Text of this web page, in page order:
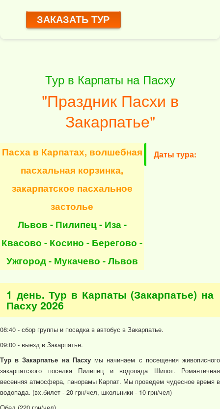
ЗАКАЗАТЬ ТУР
Тур в Карпаты на Пасху
"Праздник Пасхи в
Закарпатье"
Даты тура:
Пасха в Карпатах, волшебная
пасхальная корзинка,
закарпатское пасхальное
застолье
Львов - Пилипец - Иза -
Квасово - Косино - Берегово -
Ужгород - Мукачево - Львов
1 день. Тур в Карпаты (Закарпатье) на
Пасху 2026
08:40 - сбор группы и посадка в автобус в Закарпатье.
09:00 - выезд в Закарпатье.
Тур в Закарпатье на Пасхумы начинаем с посещения живописного
закарпатского поселка Пилипец и водопада Шипот. Романтичная
весенняя атмосфера, панорамы Карпат. Мы проведем чудесное время в
водопада. (вх.билет - 20 грн/чел, школьники - 10 грн/чел)
Обед (220 грн/чел)